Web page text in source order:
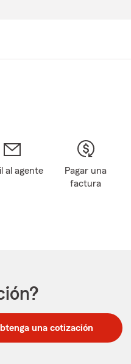
al agente
Pagar una
factura
una cotización